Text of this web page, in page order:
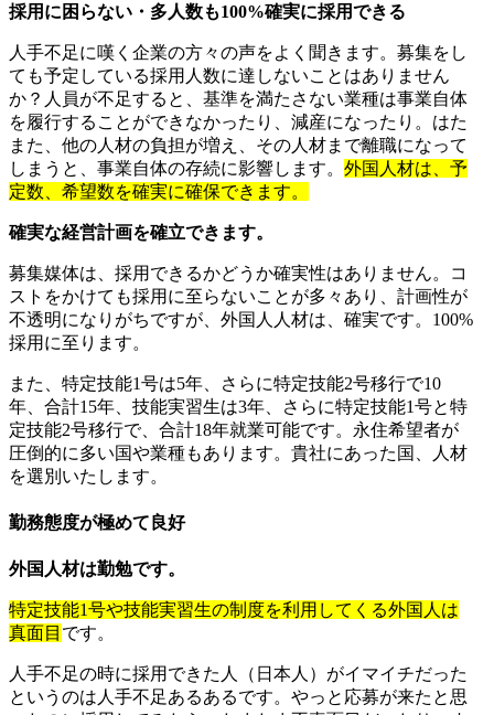
採用に困らない・多人数も100%確実に採用できる
人手不足に嘆く企業の方々の声をよく聞きます。募集をし
ても予定している採用人数に達しないことはありません
か？人員が不足すると、基準を満たさない業種は事業自体
を履行することができなかったり、減産になったり。はた
また、他の人材の負担が増え、その人材まで離職になって
しまうと、事業自体の存続に影響します。 外国人材は、予
定数、希望数を確実に確保できます。
確実な経営計画を確立できます。
募集媒体は、採用できるかどうか確実性はありません。コ
ストをかけても採用に至らないことが多々あり、計画性が
不透明になりがちですが、外国人人材は、確実です。100%
採用に至ります。
また、特定技能1号は5年、さらに特定技能2号移行で10
年、合計15年、技能実習生は3年、さらに特定技能1号と特
定技能2号移行で、合計18年就業可能です。永住希望者が
圧倒的に多い国や業種もあります。貴社にあった国、人材
を選別いたします。
勤務態度が極めて良好
外国人材は勤勉です。
特定技能1号や技能実習生の制度を利用してくる外国人は
真面目 です。
人手不足の時に採用できた人（日本人）がイマイチだった
というのは人手不足あるあるです。やっと応募が来たと思